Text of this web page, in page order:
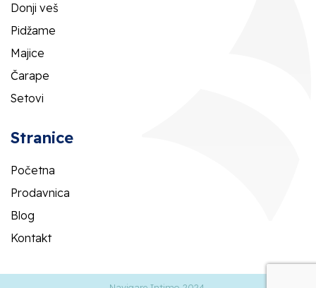
Donji veš
Pidžame
Majice
Čarape
Setovi
Stranice
Početna
Prodavnica
Blog
Kontakt